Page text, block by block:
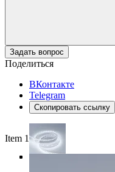
Задать вопрос
Поделиться
ВКонтакте
Telegram
Скопировать ссылку
Item 1 of 4